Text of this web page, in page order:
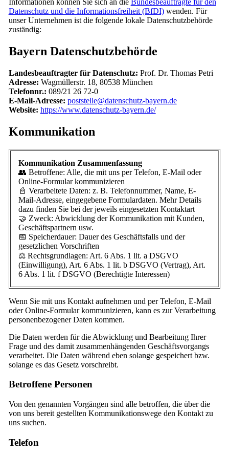
Informationen können Sie sich an die Bundesbeauftragte für den
Datenschutz und die Informationsfreiheit (BfDI)wenden. Für
unser Unternehmen ist die folgende lokale Datenschutzbehörde
zuständig:
Bayern Datenschutzbehörde
Landesbeauftragter für Datenschutz: Prof. Dr. Thomas Petri
Adresse: Wagmüllerstr. 18, 80538 München
Telefonnr.: 089/21 26 72-0
E-Mail-Adresse: poststelle@datenschutz-bayern.de
Website: https://www.datenschutz-bayern.de/
Kommunikation
Kommunikation Zusammenfassung
👥 Betroffene: Alle, die mit uns per Telefon, E-Mail oder
Online-Formular kommunizieren
📓 Verarbeitete Daten: z. B. Telefonnummer, Name, E-
Mail-Adresse, eingegebene Formulardaten. Mehr Details
dazu finden Sie bei der jeweils eingesetzten Kontaktart
🤝 Zweck: Abwicklung der Kommunikation mit Kunden,
Geschäftspartnern usw.
📅 Speicherdauer: Dauer des Geschäftsfalls und der
gesetzlichen Vorschriften
⚖️ Rechtsgrundlagen: Art. 6 Abs. 1 lit. a DSGVO
(Einwilligung), Art. 6 Abs. 1 lit. b DSGVO (Vertrag), Art.
6 Abs. 1 lit. f DSGVO (Berechtigte Interessen)
Wenn Sie mit uns Kontakt aufnehmen und per Telefon, E-Mail
oder Online-Formular kommunizieren, kann es zur Verarbeitung
personenbezogener Daten kommen.
Die Daten werden für die Abwicklung und Bearbeitung Ihrer
Frage und des damit zusammenhängenden Geschäftsvorgangs
verarbeitet. Die Daten während eben solange gespeichert bzw.
solange es das Gesetz vorschreibt.
Betroffene Personen
Von den genannten Vorgängen sind alle betroffen, die über die
von uns bereit gestellten Kommunikationswege den Kontakt zu
uns suchen.
Telefon